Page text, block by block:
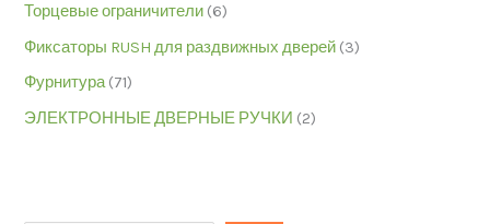
Торцевые ограничители (6)
Фиксаторы RUSH для раздвижных дверей (3)
Фурнитура (71)
ЭЛЕКТРОННЫЕ ДВЕРНЫЕ РУЧКИ (2)